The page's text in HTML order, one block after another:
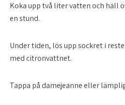
Koka upp två liter vatten och häll
en stund.
Under tiden, lös upp sockret i
med citronvattnet.
Tappa på damejeanne eller